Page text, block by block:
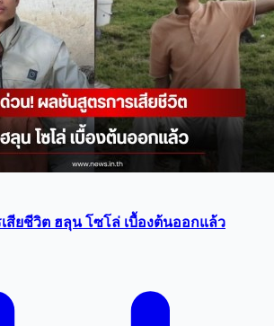
สียชีวิต ฮลุน โซโล่ เบื้องต้นออกแล้ว